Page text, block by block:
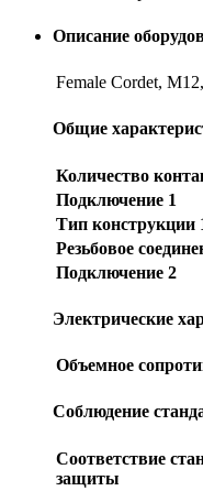
Описание
Female Cordet,
Общие
Количество
Подключение 1
Тип конструкции
Резьбовое
Подключение 2
Электрические
Объемное
Соблюдение
Соответствие
защиты